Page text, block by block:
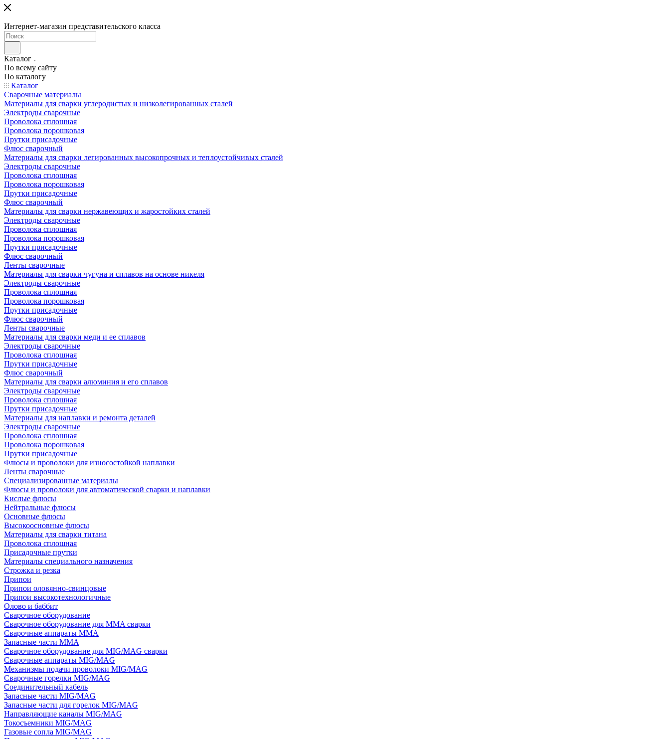
Интернет-магазин представительского класса
Каталог
По всему сайту
По каталогу
Каталог
Сварочные материалы
Материалы для сварки углеродистых и низколегированных сталей
Электроды сварочные
Проволока сплошная
Проволока порошковая
Прутки присадочные
Флюс сварочный
Материалы для сварки легированных высокопрочных и теплоустойчивых сталей
Электроды сварочные
Проволока сплошная
Проволока порошковая
Прутки присадочные
Флюс сварочный
Материалы для сварки нержавеющих и жаростойких сталей
Электроды сварочные
Проволока сплошная
Проволока порошковая
Прутки присадочные
Флюс сварочный
Ленты сварочные
Материалы для сварки чугуна и сплавов на основе никеля
Электроды сварочные
Проволока сплошная
Проволока порошковая
Прутки присадочные
Флюс сварочный
Ленты сварочные
Материалы для сварки меди и ее сплавов
Электроды сварочные
Проволока сплошная
Прутки присадочные
Флюс сварочный
Материалы для сварки алюминия и его сплавов
Электроды сварочные
Проволока сплошная
Прутки присадочные
Материалы для наплавки и ремонта деталей
Электроды сварочные
Проволока сплошная
Проволока порошковая
Прутки присадочные
Флюсы и проволоки для износостойкой наплавки
Ленты сварочные
Специализированные материалы
Флюсы и проволоки для автоматической сварки и наплавки
Кислые флюсы
Нейтральные флюсы
Основные флюсы
Высокоосновные флюсы
Материалы для сварки титана
Проволока сплошная
Присадочные прутки
Материалы специального назначения
Строжка и резка
Припои
Припои оловянно-свинцовые
Припои высокотехнологичные
Олово и баббит
Сварочное оборудование
Сварочное оборудование для MMA сварки
Сварочные аппараты MMA
Запасные части MMA
Сварочное оборудование для MIG/MAG сварки
Сварочные аппараты MIG/MAG
Механизмы подачи проволоки MIG/MAG
Сварочные горелки MIG/MAG
Соединительный кабель
Запасные части MIG/MAG
Запасные части для горелок MIG/MAG
Направляющие каналы MIG/MAG
Токосъемники MIG/MAG
Газовые сопла MIG/MAG